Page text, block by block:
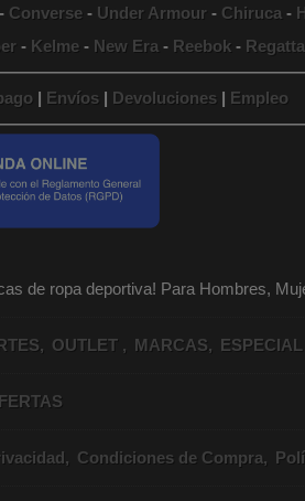
Converse- Under Armour- Chiruca -
- Kelme - New Era - Reebok - Regatta
| Envíos| Devoluciones| Empleo
de ropa deportiva! Para Hombres,
OUTLET MARCAS
Condiciones de Compra